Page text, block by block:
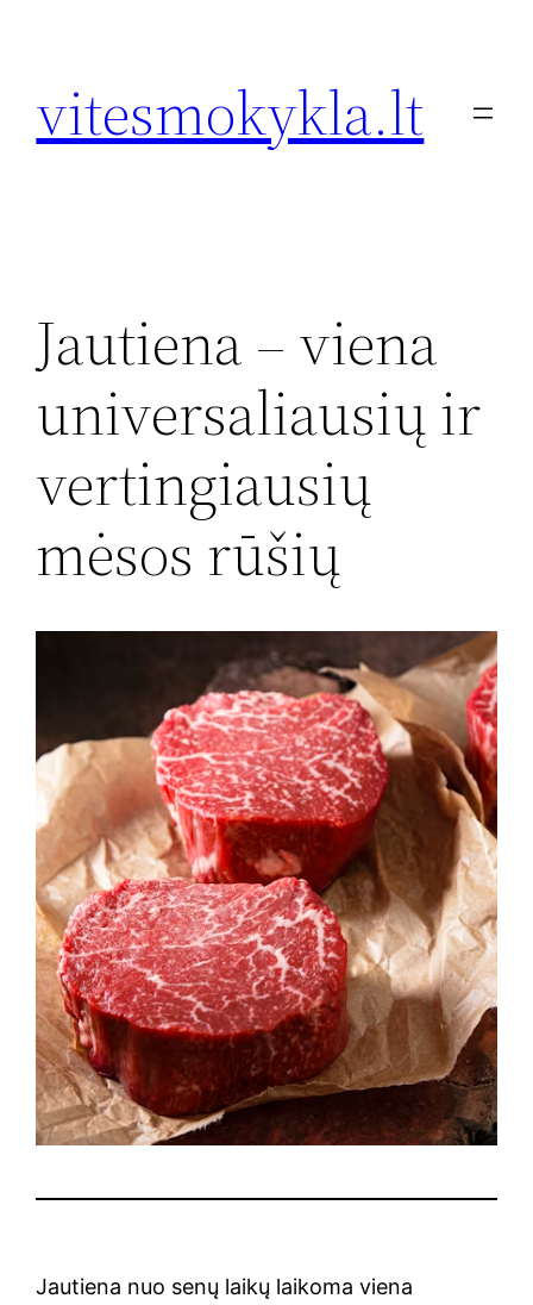
vitesmokykla.lt
Jautiena – viena
universaliausių ir
vertingiausių
mėsos rūšių
Jautiena nuo senų laikų laikoma viena